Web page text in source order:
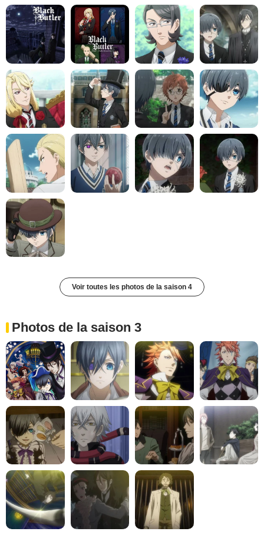
Voir toutes les photos de la saison 4
Photos de la saison 3